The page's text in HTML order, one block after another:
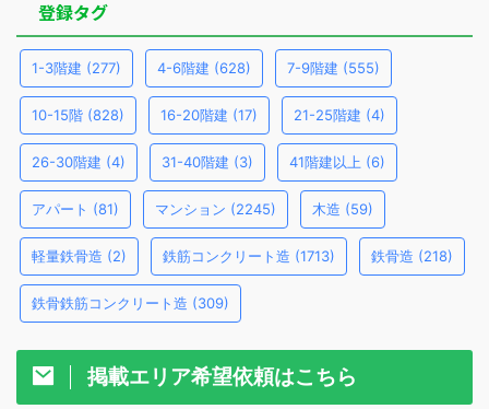
登録タグ
1-3階建 (277) 4-6階建 (628) 7-9階建 (555)
10-15階 (828) 16-20階建 (17) 21-25階建 (4)
26-30階建 (4) 31-40階建 (3) 41階建以上 (6)
アパート (81) マンション (2245) 木造 (59)
軽量鉄骨造 (2) 鉄筋コンクリート造 (1713) 鉄骨造 (218)
鉄骨鉄筋コンクリート造 (309)
掲載エリア希望依頼はこちら